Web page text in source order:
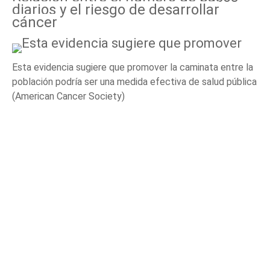
diarios y el riesgo de desarrollar
cáncer
Esta evidencia sugiere que promover la caminata entre la
población podría ser una medida efectiva de salud pública
(American Cancer Society)